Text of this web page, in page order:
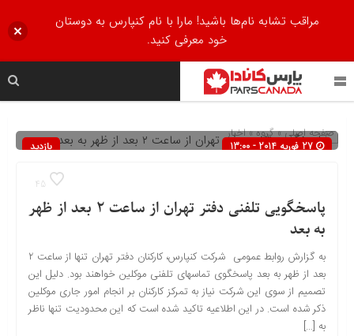
صفحه اصلی» گروه »اخبار
27 فوریه 2014 - 13:00
بازدید
45
پاسخگویی تلفنی دفتر تهران از ساعت ۲ بعد از ظهر
به بعد
به گزارش روابط عمومی شرکت کنپارس، کارکنان دفتر تهران تنها از ساعت ۲
بعد از ظهر به بعد پاسخگوی تماسهای تلفنی موکلین خواهند بود. دلیل این
تصمیم از سوی این شرکت نیاز به تمرکز کارکنان بر انجام امور جاری موکلین
ذکر شده است. در این اطلاعیه تاکید شده است که این محدودیت تنها ناظر
به […]
مراقب تشابه نام‌ها باشید! مارا با نام کنپارس به دوستان
خود معرفی کنید.